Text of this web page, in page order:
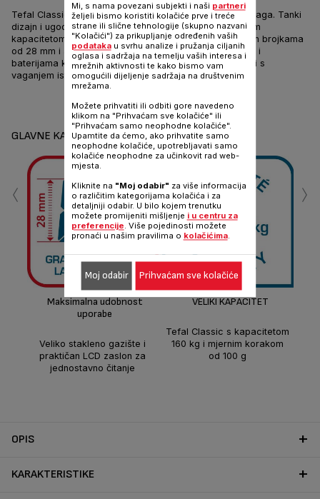
Tefal Classic je visoko učinkovita, kompaktna osobna vaga. Tanki
dizajn i ugodno stakleno gazište dolazi zajedno s velikim
kapacitetom od 160 kg. Jednostavna za čitanje s velikim brojkama
od 28 mm i automatskim uključivanjem, i isključivanjjem, i
baterijama koje dolaze u pakiranju kako bi mogli krenuti s
vaganjem istog trenutka.
Podijeli Pošalji
GLAVNE KARAKTERISTIKE
Maksimalna udobnost
uporabe
Veliko stakleno gazište i
praktičan LCD zaslon za
jednostavno čitanje
VELIKI KAPACITET
Tefal Classic s kapacitetom
160 kg i mjernim korakom
od 100 g
‹ ›
OPIS
KARAKTERISTIKE
Mi, s nama povezani subjekti i naši partneri
željeli bismo koristiti kolačiće prve i treće
strane ili slične tehnologije (skupno nazvani
"Kolačići") za prikupljanje određenih vaših
podatakau svrhu analize i pružanja ciljanih
oglasa i sadržaja na temelju vaših interesa i
mrežnih aktivnosti te kako bismo vam
omogućili dijeljenje sadržaja na društvenim
mrežama.
Možete prihvatiti ili odbiti gore navedeno
klikom na "Prihvaćam sve kolačiće" ili
"Prihvaćam samo neophodne kolačiće".
Upamtite da ćemo, ako prihvatite samo
neophodne kolačiće, upotrebljavati samo
kolačiće neophodne za učinkovit rad web-
mjesta.
Kliknite na "Moj odabir" za više informacija
o različitim kategorijama kolačića i za
detaljniji odabir. U bilo kojem trenutku
možete promijeniti mišljenje i u centru za
preferencije. Više pojedinosti možete
pronaći u našim pravilima o kolačićima.
Moj odabir Prihvaćam sve kolačiće